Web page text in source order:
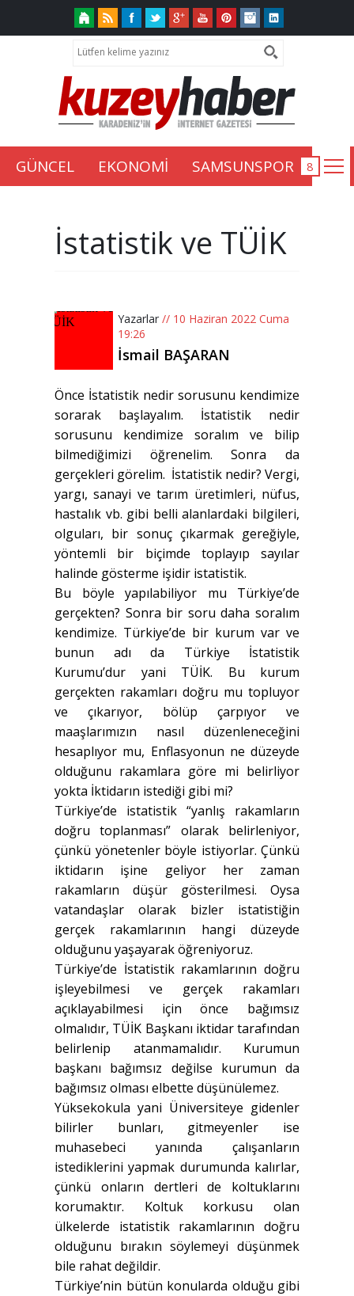
GÜNCEL EKONOMİ SAMSUNSPOR
İstatistik ve TÜİK
Yazarlar // 10 Haziran 2022 Cuma
19:26
İsmail BAŞARAN
Önce İstatistik nedir sorusunu kendimize
sorarak başlayalım. İstatistik nedir
sorusunu kendimize soralım ve bilip
bilmediğimizi öğrenelim. Sonra da
gerçekleri görelim. İstatistik nedir? Vergi,
yargı, sanayi ve tarım üretimleri, nüfus,
hastalık vb. gibi belli alanlardaki bilgileri,
olguları, bir sonuç çıkarmak gereğiyle,
yöntemli bir biçimde toplayıp sayılar
halinde gösterme işidir istatistik.
Bu böyle yapılabiliyor mu Türkiye’de
gerçekten? Sonra bir soru daha soralım
kendimize. Türkiye’de bir kurum var ve
bunun adı da Türkiye İstatistik
Kurumu’dur yani TÜİK. Bu kurum
gerçekten rakamları doğru mu topluyor
ve çıkarıyor, bölüp çarpıyor ve
maaşlarımızın nasıl düzenleneceğini
hesaplıyor mu, Enflasyonun ne düzeyde
olduğunu rakamlara göre mi belirliyor
yokta İktidarın istediği gibi mi?
Türkiye’de istatistik “yanlış rakamların
doğru toplanması” olarak belirleniyor,
çünkü yönetenler böyle istiyorlar. Çünkü
iktidarın işine geliyor her zaman
rakamların düşür gösterilmesi. Oysa
vatandaşlar olarak bizler istatistiğin
gerçek rakamlarının hangi düzeyde
olduğunu yaşayarak öğreniyoruz.
Türkiye’de İstatistik rakamlarının doğru
işleyebilmesi ve gerçek rakamları
açıklayabilmesi için önce bağımsız
olmalıdır, TÜİK Başkanı iktidar tarafından
belirlenip atanmamalıdır. Kurumun
başkanı bağımsız değilse kurumun da
bağımsız olması elbette düşünülemez.
Yüksekokula yani Üniversiteye gidenler
bilirler bunları, gitmeyenler ise
muhasebeci yanında çalışanların
istediklerini yapmak durumunda kalırlar,
çünkü onların dertleri de koltuklarını
korumaktır. Koltuk korkusu olan
ülkelerde istatistik rakamlarının doğru
olduğunu bırakın söylemeyi düşünmek
bile rahat değildir.
Türkiye’nin bütün konularda olduğu gibi